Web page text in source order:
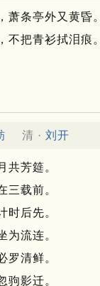
萧条亭外又黄昏。
不把青衫拭泪痕。
清 · 刘开
共芳筵。
三载前。
时后先。
为流连。
罗清鲜。
驹影迁。